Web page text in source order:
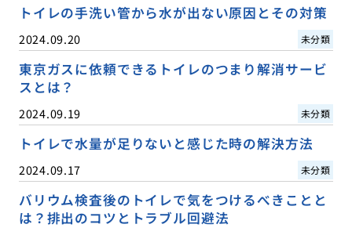
トイレの手洗い管から水が出ない原因とその対策
2024.09.20 未分類
東京ガスに依頼できるトイレのつまり解消サービ
スとは？
2024.09.19 未分類
トイレで水量が足りないと感じた時の解決方法
2024.09.17 未分類
バリウム検査後のトイレで気をつけるべきことと
は？排出のコツとトラブル回避法